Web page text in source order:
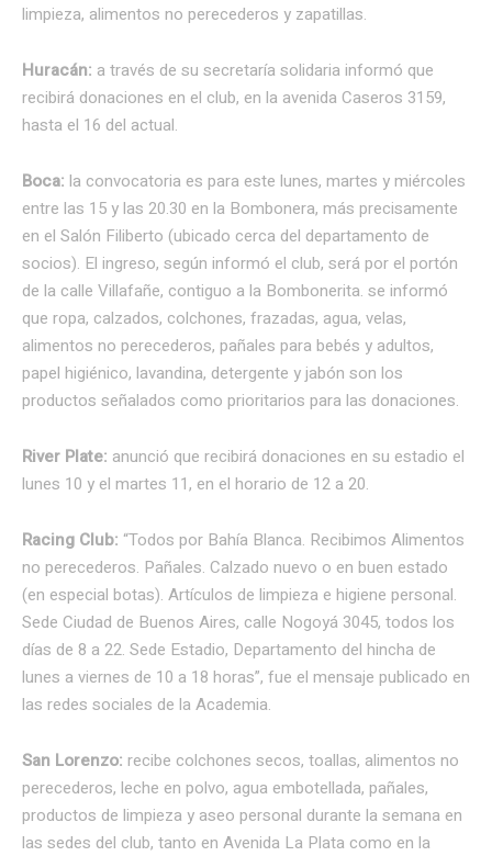
limpieza, alimentos no perecederos y zapatillas.
Huracán: a través de su secretaría solidaria informó que
recibirá donaciones en el club, en la avenida Caseros 3159,
hasta el 16 del actual.
Boca: la convocatoria es para este lunes, martes y miércoles
entre las 15 y las 20.30 en la Bombonera, más precisamente
en el Salón Filiberto (ubicado cerca del departamento de
socios). El ingreso, según informó el club, será por el portón
de la calle Villafañe, contiguo a la Bombonerita. se informó
que ropa, calzados, colchones, frazadas, agua, velas,
alimentos no perecederos, pañales para bebés y adultos,
papel higiénico, lavandina, detergente y jabón son los
productos señalados como prioritarios para las donaciones.
River Plate: anunció que recibirá donaciones en su estadio el
lunes 10 y el martes 11, en el horario de 12 a 20.
Racing Club: “Todos por Bahía Blanca. Recibimos Alimentos
no perecederos. Pañales. Calzado nuevo o en buen estado
(en especial botas). Artículos de limpieza e higiene personal.
Sede Ciudad de Buenos Aires, calle Nogoyá 3045, todos los
días de 8 a 22. Sede Estadio, Departamento del hincha de
lunes a viernes de 10 a 18 horas”, fue el mensaje publicado en
las redes sociales de la Academia.
San Lorenzo: recibe colchones secos, toallas, alimentos no
perecederos, leche en polvo, agua embotellada, pañales,
productos de limpieza y aseo personal durante la semana en
las sedes del club, tanto en Avenida La Plata como en la